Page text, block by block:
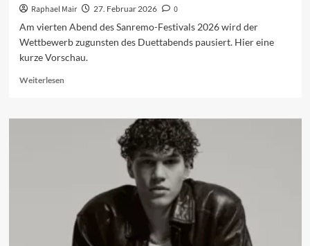
Raphael Mair 27. Februar 2026
0
Am vierten Abend des Sanremo-Festivals 2026 wird der
Wettbewerb zugunsten des Duettabends pausiert. Hier eine
kurze Vorschau.
WeiterlesenRead
Vorschau